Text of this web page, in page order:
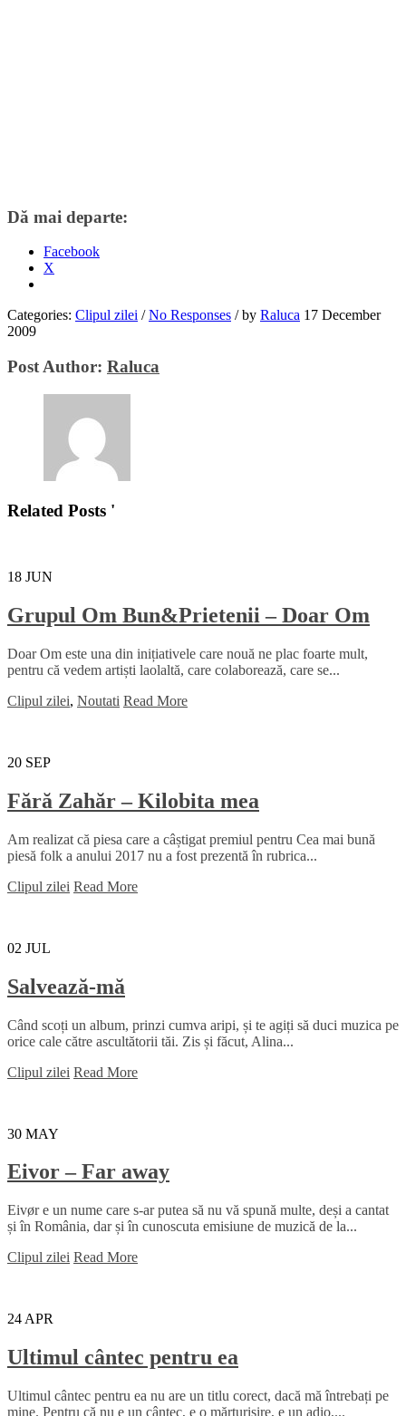
Dă mai departe:
Facebook
X
Categories: Clipul zilei / No Responses /by Raluca 17 December
2009
Post Author: Raluca
Related Posts '
18 JUN
Grupul Om Bun&Prietenii – Doar Om
Doar Om este una din inițiativele care nouă ne plac foarte mult,
pentru că vedem artiști laolaltă, care colaborează, care se...
Clipul zilei, Noutati Read More
20 SEP
Fără Zahăr – Kilobita mea
Am realizat că piesa care a câștigat premiul pentru Cea mai bună
piesă folk a anului 2017 nu a fost prezentă în rubrica...
Clipul zilei Read More
02 JUL
Salvează-mă
Când scoți un album, prinzi cumva aripi, și te agiți să duci muzica pe
orice cale către ascultătorii tăi. Zis și făcut, Alina...
Clipul zilei Read More
30 MAY
Eivor – Far away
Eivør e un nume care s-ar putea să nu vă spună multe, deși a cantat
și în România, dar și în cunoscuta emisiune de muzică de la...
Clipul zilei Read More
24 APR
Ultimul cântec pentru ea
Ultimul cântec pentru ea nu are un titlu corect, dacă mă întrebați pe
mine. Pentru că nu e un cântec, e o mărturisire, e un adio,...